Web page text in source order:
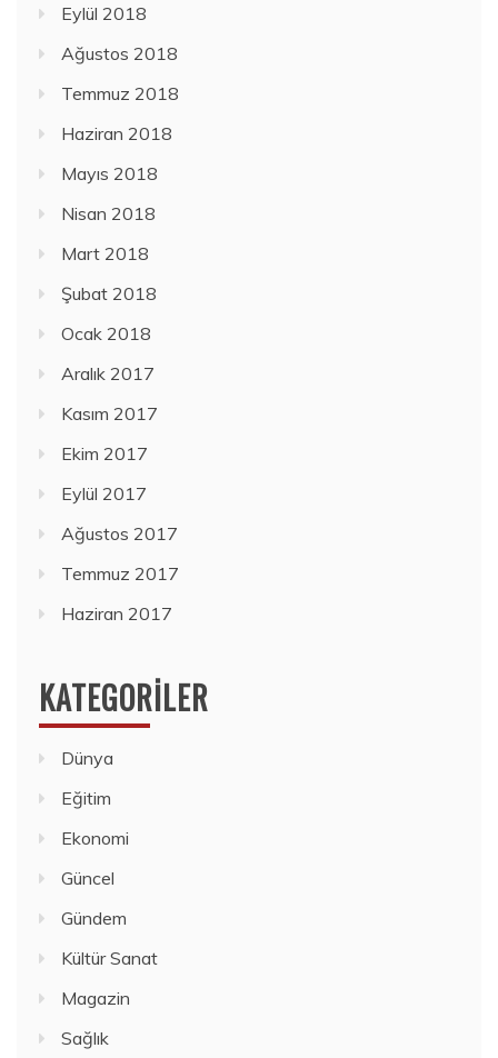
Eylül 2018
Ağustos 2018
Temmuz 2018
Haziran 2018
Mayıs 2018
Nisan 2018
Mart 2018
Şubat 2018
Ocak 2018
Aralık 2017
Kasım 2017
Ekim 2017
Eylül 2017
Ağustos 2017
Temmuz 2017
Haziran 2017
KATEGORILER
Dünya
Eğitim
Ekonomi
Güncel
Gündem
Kültür Sanat
Magazin
Sağlık